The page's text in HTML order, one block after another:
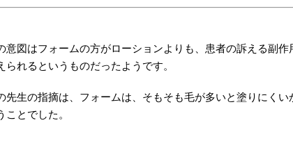
意図はフォームの方がローションよりも、患者の訴える副
られるというものだったようです。
先生の指摘は、フォームは、そもそも毛が多いと塗りにく
ことでした。